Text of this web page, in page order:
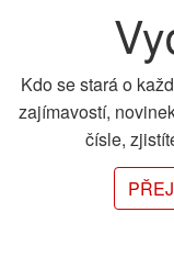
Kdo se stará o
zajímavostí,
čísle,